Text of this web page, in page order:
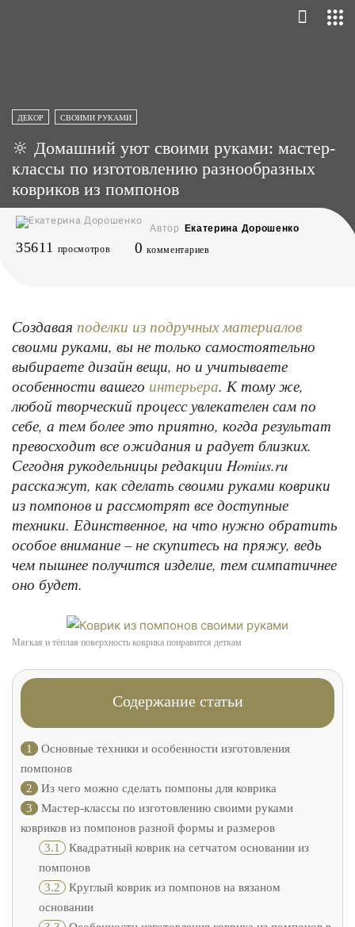
ДЕКОР СВОИМИ РУКАМИ
🔆 Домашний уют своими руками: мастер-
классы по изготовлению разнообразных
ковриков из помпонов
Автор Екатерина Дорошенко
35611 просмотров 0 комментариев
Создавая поделки из подручных материалов
своими руками, вы не только самостоятельно
выбираете дизайн вещи, но и учитываете
особенности вашего интерьера. К тому же,
любой творческий процесс увлекателен сам по
себе, а тем более это приятно, когда результат
превосходит все ожидания и радует близких.
Сегодня рукодельницы редакции Homius.ru
расскажут, как сделать своими руками коврики
из помпонов и рассмотрят все доступные
техники. Единственное, на что нужно обратить
особое внимание – не скупитесь на пряжу, ведь
чем пышнее получится изделие, тем симпатичнее
оно будет.
Мягкая и тёплая поверхность коврика понравится деткам
Содержание статьи
1
Основные техники и особенности изготовления
помпонов
2
Из чего можно сделать помпоны для коврика
3
Мастер-классы по изготовлению своими руками
ковриков из помпонов разной формы и размеров
3.1 Квадратный коврик на сетчатом основании из
помпонов
3.2 Круглый коврик из помпонов на вязаном
основании